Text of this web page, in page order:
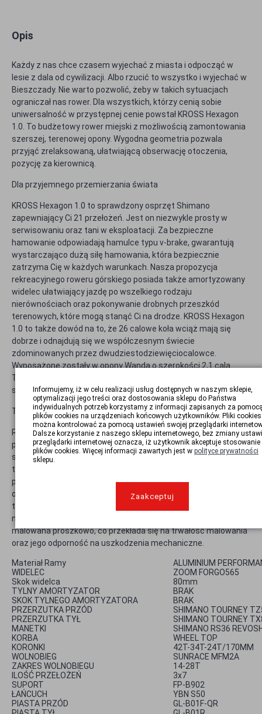
Opis
Każdy z nas chce czasem wyjechać z miasta i odpocząć w
lesie z dala od cywilizacji. Albo rzucić to wszystko i wyjechać w
Bieszczady. Nie warto pozwolić, żeby w takich sytuacjach
ograniczał nas rower. Dla wszystkich, którzy cenią sobie
uniwersalność w przystępnej cenie powstał KROSS Hexagon
1.0. To budżetowy rower miejski z możliwością zamontowania
szerszej, terenowej opony. Wygodna geometria pozwala
przyjąć zrelaksowaną, ułatwiającą obserwację otoczenia,
pozycję za kierownicą.
Dla przyjemnego przemierzania świata
KROSS Hexagon 1.0 to sprawdzony osprzęt Shimano
zapewniający Ci 21 przełożeń. Jest on niezwykle prosty w
serwisowaniu oraz tani w eksploatacji. Za bezpieczne
hamowanie odpowiadają hamulce typu v-brake, gwarantują
wystarczająco dużą siłę hamowania, która bezpiecznie
zatrzyma Cię w każdych warunkach. Nasza propozycja
rekreacyjnego roweru górskiego posiada także amortyzowany
widelec ułatwiający jazdę po wszelkiego rodzaju
nierównościach oraz pokonywanie drobnych przeszkód
terenowych, które mogą stanąć Ci na drodze. KROSS Hexagon
1.0 to także dowód na to, że 26 calowe koła wciąż mają się
dobrze i odnajdują się we współczesnym świecie
zdominowanych przez dwudziestodziewięciocalowce.
Wyposażone zostały w opony Wanda o szerokości 2,1 cala.
Taka szerokość opony pozwoli Ci pojeździć po lesie oraz nie
spowolnią Cię na miejskim asfalcie.
Technologie zapewniające płynną jazdę
Rama KROSS Hexagon 1.0 została wykonana z aluminium
performanceStop Aluminium Performance 6061 to wysoka
sztywność i odporność na złamania, a zarazem lekkość
typową dla aluminium.. Ten specjalny stop aluminium
performance 6061, zapewnia rowerowi sztywność oraz
odporność na przeciążenia oraz złamania. Jednocześnie, jest
to stosunkowo lekki materiał, który może zaskoczyć
niejednego rowerzystę swoimi właściwościami. Rama jest
malowana proszkowo, co przekłada się na trwałość malowania
oraz jego odporność na uszkodzenia mechaniczne.
Materiał Ramy
ALUMINIUM
WIDELEC
ZOOM FORGO565
Skok widelca
80mm
TYLNY AMORTYZATOR
BRAK
SKOK TYLNEGO AMORTYZATORA
BRAK
PRZERZUTKA PRZÓD
SHIMANO TOURNEY
PRZERZUTKA TYŁ
SHIMANO TOURNEY
MANETKI
SHIMANO RS36
KORBA
WHEEL TOP
KORONKI
42T-34T-24T/170MM
WOLNOBIEG
SUNRACE MFM2A
ZAKRES WOLNOBIEGU
14-28T
ILOŚĆ PRZEŁOŻEŃ
3x7
SUPORT
FP-B902
ŁAŃCUCH
YBN S50
PIASTA PRZÓD
GL-B01F-QR
Informujemy, iż w celu realizacji usług dostępnych w naszym sklepie,
optymalizacji jego treści oraz dostosowania sklepu do Państwa
indywidualnych potrzeb korzystamy z informacji zapisanych za
plików cookies na urządzeniach końcowych użytkowników. Pliki cookies
można kontrolować za pomocą ustawień swojej przeglądarki
Dalsze korzystanie z naszego sklepu internetowego, bez zmiany
przeglądarki internetowej oznacza, iż użytkownik akceptuje stosowanie
plików cookies. Więcej informacji zawartych jest w polityce prywatności
sklepu.
Zaakceptuj